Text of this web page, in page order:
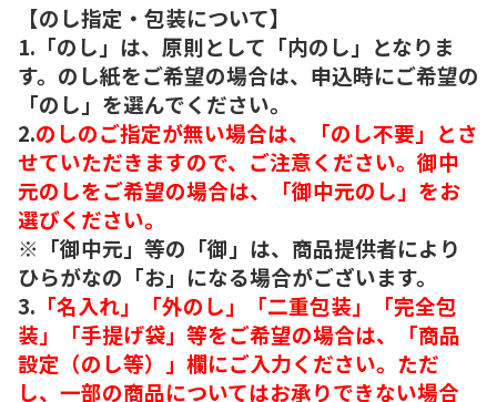
【のし指定・包装について】
1.「のし」は、原則として「内のし」となりま
す。のし紙をご希望の場合は、申込時にご希望の
「のし」を選んでください。
2.のしのご指定が無い場合は、「のし不要」とさ
せていただきますので、ご注意ください。御中
元のしをご希望の場合は、「御中元のし」をお
選びください。
※「御中元」等の「御」は、商品提供者により
ひらがなの「お」になる場合がございます。
3. 「名入れ」「外のし」「二重包装」「完全包
装」「手提げ袋」等をご希望の場合は、「商品
設定（のし等）」欄にご入力ください。ただ
し、一部の商品についてはお承りできない場合